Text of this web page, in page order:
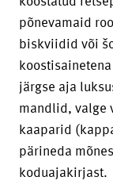
põnevamaid
biskviidid või
järgse aja
mandlid, valge
kaaparid
pärineda
koduajakirjast.